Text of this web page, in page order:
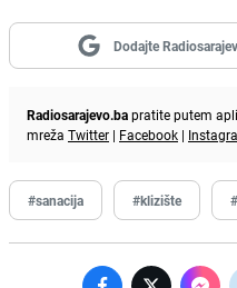
Dodajte
Radiosarajevo.bapratite putem
mreža Twitter | Facebook |
#sanacija #klizište